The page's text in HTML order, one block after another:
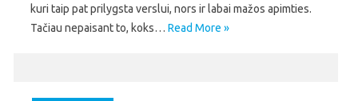
kuri taip pat prilygsta verslui, nors ir labai mažos apimties.
Tačiau nepaisant to, koks… Read More »